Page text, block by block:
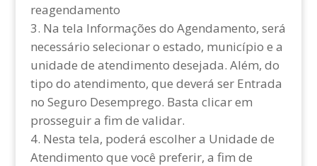
reagendamento
Na tela Informações do Agendamento, será
necessário selecionar o estado, município e a
unidade de atendimento desejada. Além, do
tipo do atendimento, que deverá ser Entrada
no Seguro Desemprego. Basta clicar em
prosseguir a fim de validar.
Nesta tela, poderá escolher a Unidade de
Atendimento que você preferir, a fim de